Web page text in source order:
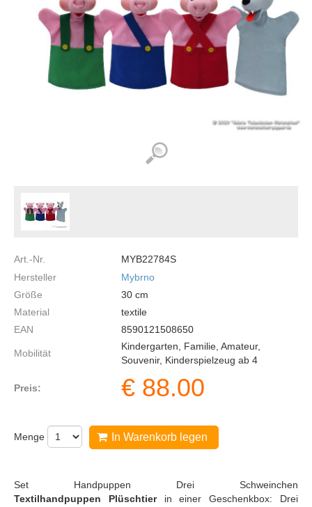
Art.-Nr.
MYB22784S
Hersteller
Mybrno
Größe
30 cm
Material
textile
EAN
8590121508650
Mobilität
Kindergarten, Familie, Amateur,
Souvenir, Kinderspielzeug ab 4
Preis: € 88.00
Menge In Warenkorb legen
Set Handpuppen Drei Schweinchen
Textilhandpuppen Plüschtier in einer Geschenkbox: Drei